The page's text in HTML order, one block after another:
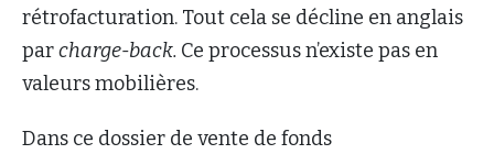
rétrofacturation. Tout cela se décline en anglais
parcharge-back. Ce processus n’existe pas en
valeurs mobilières.
Dans ce dossier de vente de fonds